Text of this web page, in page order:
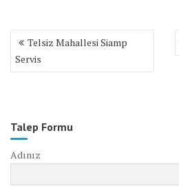
Yazı
gezinmesi
Telsiz Mahallesi Siamp
Servis
Talep Formu
Adınız